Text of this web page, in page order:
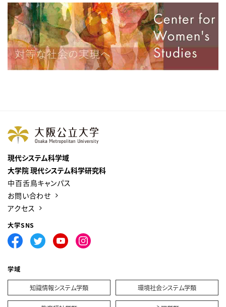
現代システム科学域
大学院 現代システム科学研究科
中百舌鳥キャンパス
お問い合わせ
アクセス
大学SNS
学域
知識情報システム学類 環境社会システム学類